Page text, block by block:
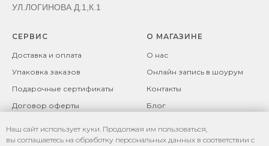
Наш сайт использует куки. Продолжая им пользоваться,
вы соглашаетесь на обработку персональных данных в соответствии с
УЛ.ЛОГИНОВА Д.1,К.1
СЕРВИС
Доставка и оплата
Упаковка заказов
Подарочные сертификаты
Договор оферты
Рекомендации по уходу за
О МАГАЗИНЕ
О нас
Онлайн запись в шоурум
Контакты
Блог
конфиденциальности